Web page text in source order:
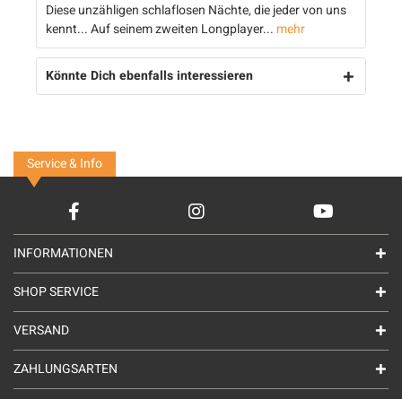
Diese unzähligen schlaflosen Nächte, die jeder von uns
kennt... Auf seinem zweiten Longplayer... mehr
Könnte Dich ebenfalls interessieren
Service & Info
INFORMATIONEN
SHOP SERVICE
VERSAND
ZAHLUNGSARTEN